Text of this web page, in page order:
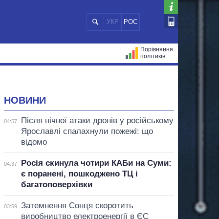
УКР РОС
Порівняння
політиків
НОВИНИ
04:57
Після нічної атаки дронів у російському
Ярославлі спалахнули пожежі: що
відомо
04:37
Росія скинула чотири КАБи на Суми:
є поранені, пошкоджено ТЦ і
багатоповерхівки
03:59
Затемнення Сонця скоротить
виробництво електроенергії в ЄС